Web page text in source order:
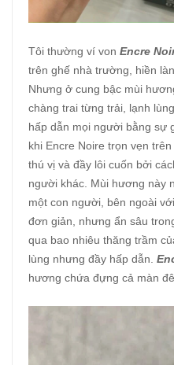
Tôi thường ví von Encre
trên ghế nhà trường, hiền
Nhưng ở cung bậc mùi
chàng trai từng trải, lạnh
hấp dẫn mọi người bằng sự
khi Encre Noire trọn vẹn
thú vị và đầy lôi cuốn bởi
người khác. Mùi hương này
một con người, bên ngoài
đơn giản, nhưng ẩn sâu
qua bao nhiêu thăng trầm
lùng nhưng đầy hấp dẫn.
hương chứa đựng cả màn